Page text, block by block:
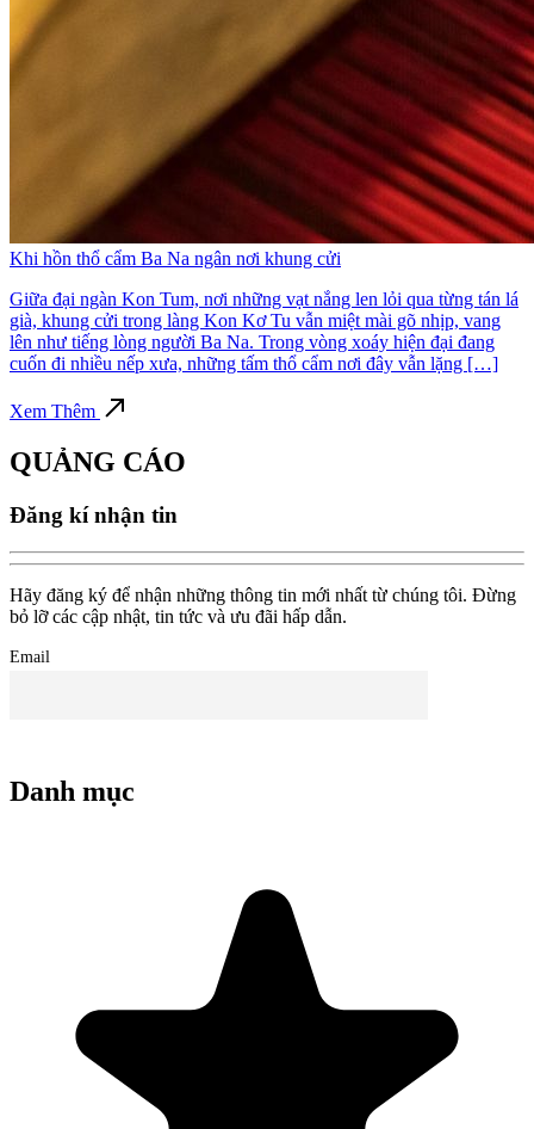
Khi hồn thổ cẩm Ba Na ngân nơi khung cửi
Giữa đại ngàn Kon Tum, nơi những vạt nắng len lỏi qua từng tán lá
già, khung cửi trong làng Kon Kơ Tu vẫn miệt mài gõ nhịp, vang
lên như tiếng lòng người Ba Na. Trong vòng xoáy hiện đại đang
cuốn đi nhiều nếp xưa, những tấm thổ cẩm nơi đây vẫn lặng […]
Xem Thêm
QUẢNG CÁO
Đăng kí nhận tin
Hãy đăng ký để nhận những thông tin mới nhất từ chúng tôi. Đừng
bỏ lỡ các cập nhật, tin tức và ưu đãi hấp dẫn.
Email
Danh mục